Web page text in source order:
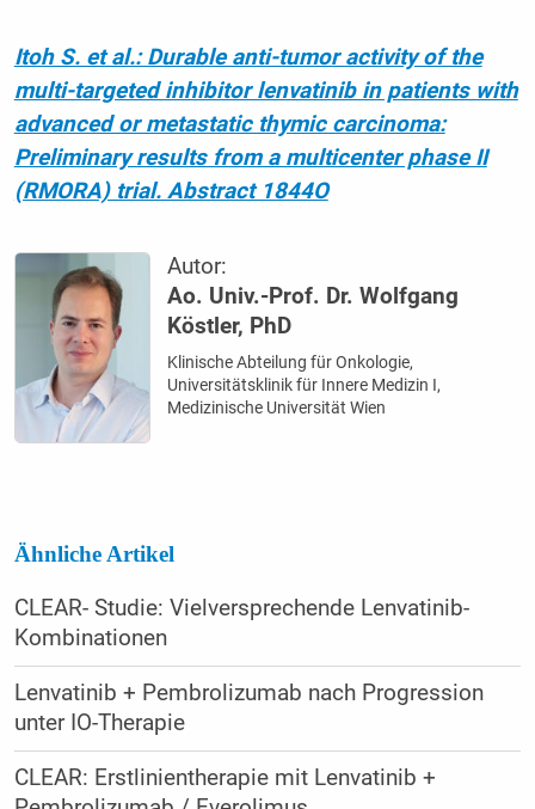
Itoh S. et al.: Durable anti-tumor activity of the
multi-targeted inhibitor lenvatinib in patients with
advanced or metastatic thymic carcinoma:
Preliminary results from a multicenter phase II
(RMORA) trial. Abstract 1844O
Autor:
Ao. Univ.-Prof. Dr. Wolfgang
Köstler, PhD
Klinische Abteilung für Onkologie,
Universitätsklinik für Innere Medizin I,
Medizinische Universität Wien
Ähnliche Artikel
CLEAR- Studie: Vielversprechende Lenvatinib-
Kombinationen
Lenvatinib + Pembrolizumab nach Progression
unter IO-Therapie
CLEAR: Erstlinientherapie mit Lenvatinib +